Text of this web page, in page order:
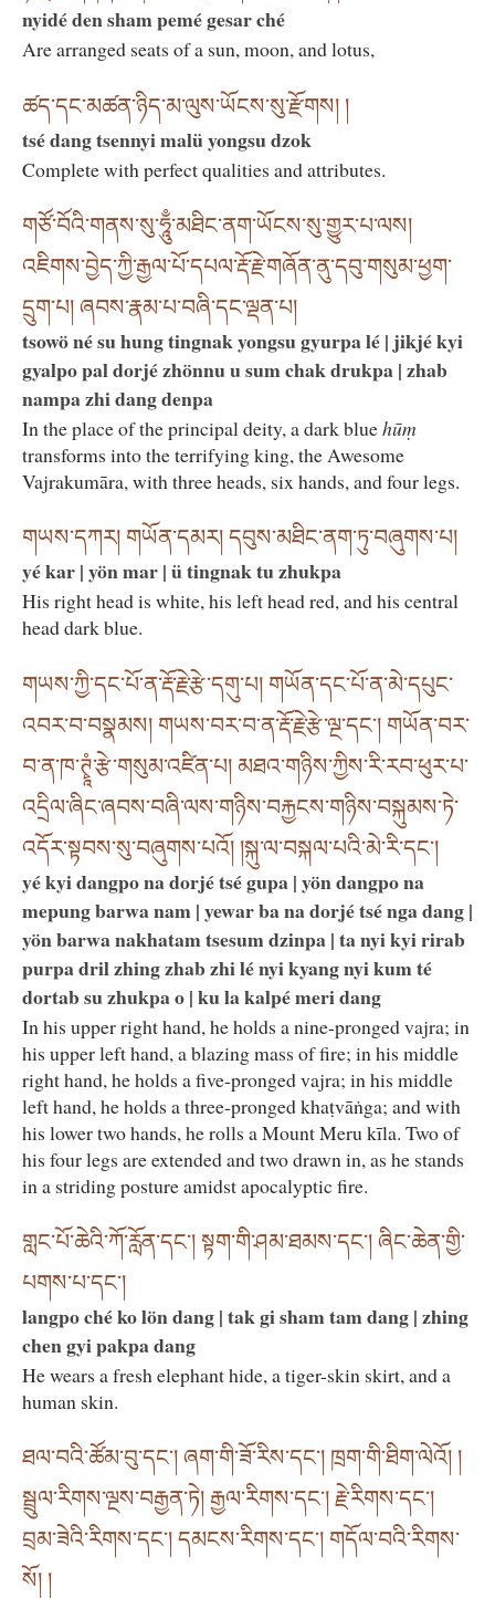
nyidé den sham pemé gesar ché
Are arranged seats of a sun, moon, and lotus,
ཚད་དང་མཚན་ཉིད་མ་ལུས་ཡོངས་སུ་རྫོགས། །
tsé dang tsennyi malü yongsu dzok
Complete with perfect qualities and attributes.
གཙོ་བོའི་གནས་སུ་ཧཱུྃ་མཐིང་ནག་ཡོངས་སུ་གྱུར་པ་ལས།
འཇིགས་བྱེད་ཀྱི་རྒྱལ་པོ་དཔལ་རྡོ་རྗེ་གཞོན་ནུ་དབུ་གསུམ་ཕྱག་
དྲུག་པ། ཞབས་རྣམ་པ་བཞི་དང་ལྡན་པ།
tsowö né su hung tingnak yongsu gyurpa lé | jikjé kyi
gyalpo pal dorjé zhönnu u sum chak drukpa | zhab
nampa zhi dang denpa
In the place of the principal deity, a dark bluehūṃ
transforms into the terrifying king, the Awesome
Vajrakumāra, with three heads, six hands, and four legs.
གཡས་དཀར། གཡོན་དམར། དབུས་མཐིང་ནག་ཏུ་བཞུགས་པ།
yé kar | yön mar | ü tingnak tu zhukpa
His right head is white, his left head red, and his central
head dark blue.
གཡས་ཀྱི་དང་པོ་ན་རྡོ་རྗེ་རྩེ་དགུ་པ། གཡོན་དང་པོ་ན་མེ་དཔུང་
འབར་བ་བསྣམས། གཡས་བར་བ་ན་རྡོ་རྗེ་རྩེ་ལྔ་དང་། གཡོན་བར་
བ་ན་ཁ་ཊྭཱཾ་རྩེ་གསུམ་འཛིན་པ། མཐའ་གཉིས་ཀྱིས་རི་རབ་ཕུར་པ་
འདྲིལ་ཞིང་ཞབས་བཞི་ལས་གཉིས་བརྐྱངས་གཉིས་བསྐུམས་ཏེ་
འདོར་སྟབས་སུ་བཞུགས་པའོ། །སྐུ་ལ་བསྐལ་པའི་མེ་རི་དང་།
yé kyi dangpo na dorjé tsé gupa | yön dangpo na
mepung barwa nam | yewar ba na dorjé tsé nga dang |
yön barwa nakhatam tsesum dzinpa | ta nyi kyi rirab
purpa dril zhing zhab zhi lé nyi kyang nyi kum té
dortab su zhukpa o | ku la kalpé meri dang
In his upper right hand, he holds a nine-pronged vajra; in
his upper left hand, a blazing mass of fire; in his middle
right hand, he holds a five-pronged vajra; in his middle
left hand, he holds a three-pronged khaṭvāṅga; and with
his lower two hands, he rolls a Mount Meru kīla. Two of
his four legs are extended and two drawn in, as he stands
in a striding posture amidst apocalyptic fire.
གླང་པོ་ཆེའི་ཀོ་རློན་དང་། སྟག་གི་ཤམ་ཐམས་དང་། ཞིང་ཆེན་གྱི་
པགས་པ་དང་།
langpo ché ko lön dang | tak gi sham tam dang | zhing
chen gyi pakpa dang
He wears a fresh elephant hide, a tiger-skin skirt, and a
human skin.
ཐལ་བའི་ཚོམ་བུ་དང་། ཞག་གི་ཟོ་རིས་དང་། ཁྲག་གི་ཐིག་ལེའོ། །
སྦྲུལ་རིགས་ལྔས་བརྒྱན་ཏེ། རྒྱལ་རིགས་དང་། རྗེ་རིགས་དང་།
བྲམ་ཟེའི་རིགས་དང་། དམངས་རིགས་དང་། གདོལ་བའི་རིགས་
སོ། །